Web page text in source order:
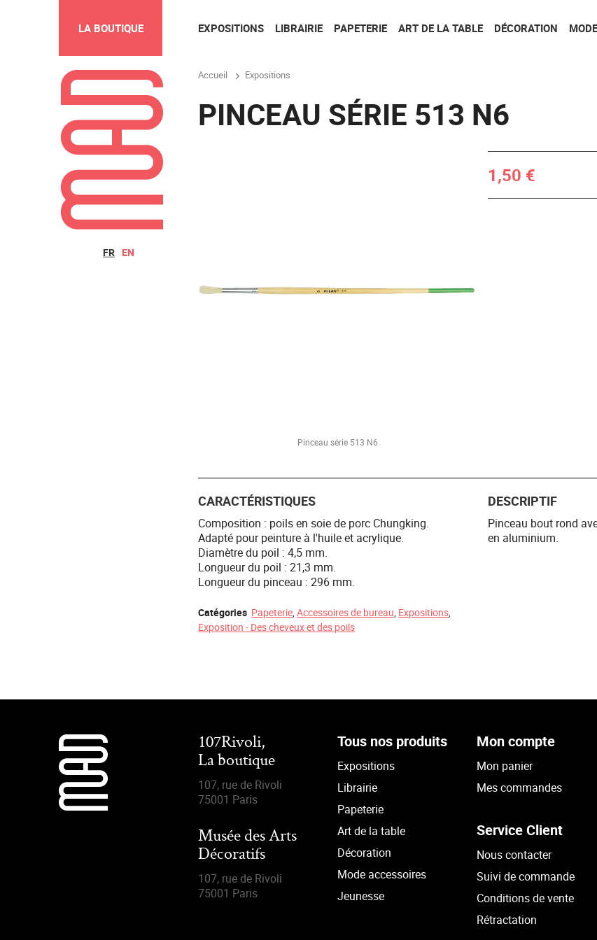
FR EN
LA BOUTIQUE EXPOSITIONS LIBRAIRIE PAPETERIE ART DE LA TABLE DÉCORATION
Accueil Expositions
PINCEAU SÉRIE 513 N6
Pinceau série 513 N6
1,50 €
CARACTÉRISTIQUES
Composition : poils en soie de porc Chungking.
Adapté pour peinture à l'huile et acrylique.
Diamètre du poil : 4,5 mm.
Longueur du poil : 21,3 mm.
Longueur du pinceau : 296 mm.
Catégories Papeterie,Accessoires de bureau, Expositions,
Exposition - Des cheveux et des poils
DESCRIPTIF
Pinceau bout rond
en aluminium.
107Rivoli,
La boutique
107, rue de Rivoli
75001 Paris
Musée des Arts
Décoratifs
107, rue de Rivoli
75001 Paris
Tous nos produits
Expositions
Librairie
Papeterie
Art de la table
Décoration
Mode accessoires
Jeunesse
Mon compte
Mon panier
Mes commandes
Service Client
Nous contacter
Suivi de commande
Conditions de vente
Rétractation